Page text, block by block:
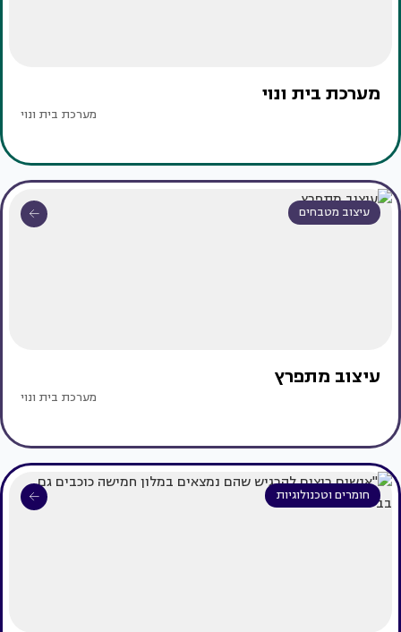
מערכת בית ונוי
מערכת בית ונוי
עיצוב מטבחים
עיצוב מתפרץ
מערכת בית ונוי
חומרים וטכנולוגיות